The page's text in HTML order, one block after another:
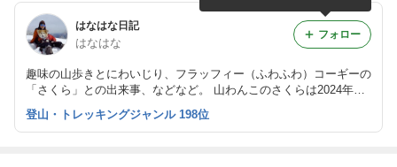
はなはな日記
はなはな
趣味の山歩きとにわいじり、フラッフィー（ふわふわ）コーギーの
「さくら」との出来事、などなど。 山わんこのさくらは2024年５
月１８日お空へ 2025年１２月３１日 介護のお仕事を退職し、フ
リーになりました
フォロー
登山・トレッキングジャンル 198位